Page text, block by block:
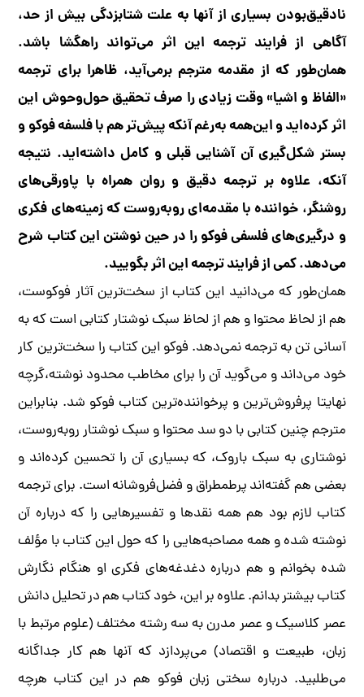
نادقیق‌بودن بسیاری از آنها به علت شتابزدگی بیش از حد،
آگاهی از فرایند ترجمه این اثر می‌تواند راهگشا باشد.
همان‌طور که از مقدمه مترجم بر‌می‌آید، ظاهرا برای ترجمه
«الفاظ و اشیا» وقت زیادی را صرف تحقیق حول‌وحوش این
اثر کرده‌اید و این‌همه به‌رغم آنکه پیش‌تر هم با فلسفه فوکو و
بستر شکل‌گیری آن آشنایی قبلی و کامل داشته‌اید. نتیجه
آنکه، علاوه بر ترجمه دقیق و روان همراه با پاورقی‌های
روشنگر، خواننده با مقدمه‌ای روبه‌روست که زمینه‌های فکری
و درگیری‌های فلسفی فوکو را در حین نوشتن این کتاب شرح
می‌دهد. کمی از فرایند ترجمه این اثر بگویید.
همان‌طور که می‌دانید این کتاب از سخت‌ترین آثار فوکوست،
هم از لحاظ محتوا و هم از لحاظ سبک نوشتار کتابی است که به
آسانی تن به ترجمه نمی‌دهد. فوکو این کتاب را سخت‌ترین کار
خود می‌داند و می‌گوید آن را برای مخاطب محدود نوشته،گرچه
نهایتا پرفروش‌ترین و پرخواننده‌ترین کتاب فوکو شد. بنابراین
مترجم چنین کتابی با دو سد محتوا و سبک نوشتار روبه‌روست،
نوشتاری به سبک باروک، که بسیاری آن را تحسین کرده‌اند و
بعضی هم گفته‌اند پرطمطراق و فضل‌فروشانه است. برای ترجمه
کتاب لازم بود هم همه نقدها و تفسیرهایی را که درباره آن
نوشته شده و همه مصاحبه‌هایی را که حول این کتاب با مؤلف
شده بخوانم و هم درباره دغدغه‌های فکری او هنگام نگارش
کتاب بیشتر بدانم. علاوه بر این، خود کتاب هم در تحلیل دانش
عصر کلاسیک و عصر مدرن به سه رشته مختلف (علوم مرتبط با
زبان، طبیعت و اقتصاد) می‌پردازد که آنها هم کار جداگانه
می‌طلبید. درباره سختی زبان فوکو هم در این کتاب هرچه